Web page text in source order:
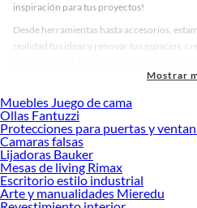
inspiración para tus proyectos!
Desde herramientas hasta accesorios,
realidad tus ideas y renovar tus espacios,
accesorios de calidad que te ayudarán a
Desde remodelaciones hasta proyectos de
tus ideas realidad. ¡Visítanos y encuentra
Parrilla a gas!
Explora la variedad de productos de
Herramientas, materiales y accesorios de
renovación de espacios. ¡Visítanos y
Mostrar
Muebles Juego de cama
Ollas Fantuzzi
Protecciones para puertas y
Camaras falsas
Lijadoras Bauker
Mesas de living Rimax
Escritorio estilo industrial
Arte y manualidades Mieredu